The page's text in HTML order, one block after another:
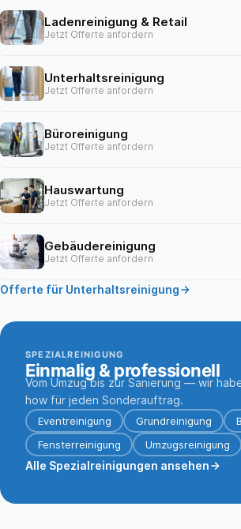
Ladenreinigung & Retail
Jetzt Offerte anfordern
Unterhaltsreinigung
Jetzt Offerte anfordern
Büroreinigung
Jetzt Offerte anfordern
Hauswartung
Jetzt Offerte anfordern
Gebäudereinigung
Jetzt Offerte anfordern
Offerte für Unterhaltsreinigung
SPEZIALREINIGUNG
Einmalig & professionell
Vom Umzug bis zur Sanierung — wir
how für jeden Sonderauftrag.
Eventreinigung Grundreinigung
Fensterreinigung
Umzugsreinigung
Alle Spezialreinigungen ansehen